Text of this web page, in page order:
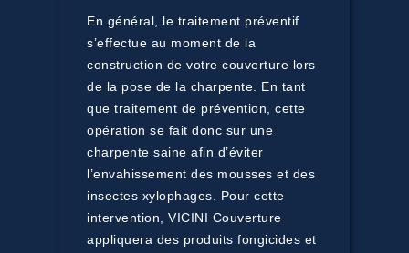
En général, le traitement préventif
s’effectue au moment de la
construction de votre couverture lors
de la pose de la charpente. En tant
que traitement de prévention, cette
opération se fait donc sur une
charpente saine afin d’éviter
l’envahissement des mousses et des
insectes xylophages. Pour cette
intervention, VICINI Couverture
appliquera des produits fongicides et